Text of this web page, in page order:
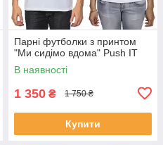
Парні футболки з принтом
"Ми сидімо вдома" Push IT
В наявності
1 350 ₴ 1 750 ₴
Купити